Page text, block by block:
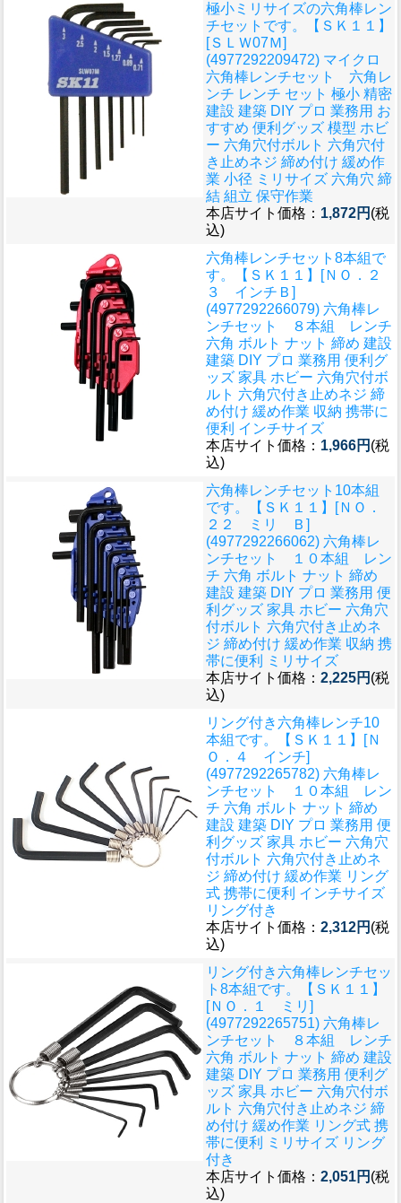
極小ミリサイズの六角棒レン
チセットです。
【ＳＫ１１】
[ＳＬＷ07Ｍ]
(4977292209472) マイクロ
六角棒レンチセット 六角レ
ンチ レンチ セット 極小 精密
建設 建築 DIY プロ 業務用 お
すすめ 便利グッズ 模型 ホビ
ー 六角穴付ボルト 六角穴付
き止めネジ 締め付け 緩め作
業 小径 ミリサイズ 六角穴 締
結 組立 保守作業
本店サイト価格： 1,872円 (税
込)
六角棒レンチセット8本組で
す。
【ＳＫ１１】[ＮＯ．２
３ インチＢ]
(4977292266079) 六角棒レ
ンチセット ８本組 レンチ
六角 ボルト ナット 締め 建設
建築 DIY プロ 業務用 便利グ
ッズ 家具 ホビー 六角穴付ボ
ルト 六角穴付き止めネジ 締
め付け 緩め作業 収納 携帯に
便利 インチサイズ
本店サイト価格： 1,966円 (税
込)
六角棒レンチセット10本組
です。
【ＳＫ１１】[ＮＯ．
２２ ミリ Ｂ]
(4977292266062) 六角棒レ
ンチセット １０本組 レン
チ 六角 ボルト ナット 締め
建設 建築 DIY プロ 業務用 便
利グッズ 家具 ホビー 六角穴
付ボルト 六角穴付き止めネ
ジ 締め付け 緩め作業 収納 携
帯に便利 ミリサイズ
本店サイト価格： 2,225円 (税
込)
リング付き六角棒レンチ10
本組です。
【ＳＫ１１】[Ｎ
Ｏ．４ インチ]
(4977292265782) 六角棒レ
ンチセット １０本組 レン
チ 六角 ボルト ナット 締め
建設 建築 DIY プロ 業務用 便
利グッズ 家具 ホビー 六角穴
付ボルト 六角穴付き止めネ
ジ 締め付け 緩め作業 リング
式 携帯に便利 インチサイズ
リング付き
本店サイト価格： 2,312円 (税
込)
リング付き六角棒レンチセッ
ト8本組です。
【ＳＫ１１】
[ＮＯ．１ ミリ]
(4977292265751) 六角棒レ
ンチセット ８本組 レンチ
六角 ボルト ナット 締め 建設
建築 DIY プロ 業務用 便利グ
ッズ 家具 ホビー 六角穴付ボ
ルト 六角穴付き止めネジ 締
め付け 緩め作業 リング式 携
帯に便利 ミリサイズ リング
付き
本店サイト価格： 2,051円 (税
込)